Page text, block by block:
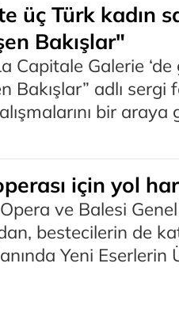
üç Türk kadın
Bakışlar"
Capitale Galerie
Bakışlar” adlı sergi
bir araya
için yol
ve Balesi
bestecilerin de
Yeni